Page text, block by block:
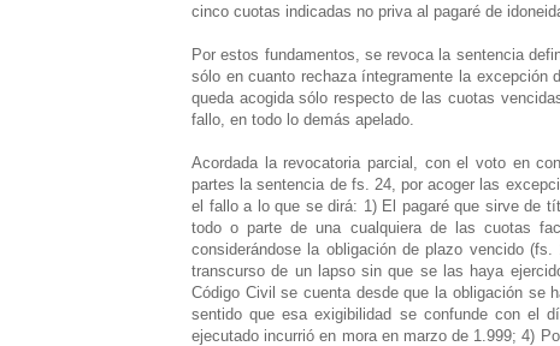
cinco cuotas indicadas no priva al pagaré de
Por estos fundamentos, se revoca la sentencia
sólo en cuanto rechaza íntegramente la excepción
queda acogida sólo respecto de las cuotas
fallo, en todo lo demás apelado.
Acordada la revocatoria parcial, con el voto en
partes la sentencia de fs. 24, por acoger las
el fallo a lo que se dirá: 1) El pagaré que sirve de
todo o parte de una cualquiera de las cuotas
considerándose la obligación de plazo vencido
transcurso de un lapso sin que se las haya
Código Civil se cuenta desde que la obligación se
sentido que esa exigibilidad se confunde con el
ejecutado incurrió en mora en marzo de 1.999; 4)